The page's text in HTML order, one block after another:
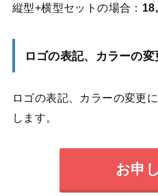
縦型+横型セットの場合：
ロゴの表記、カラーの
ロゴの表記、カラーの変更
します。
お申